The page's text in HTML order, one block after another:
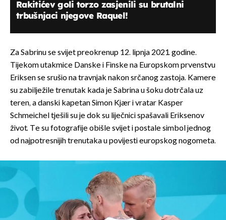
Rakitićev goli torzo zasjenili su brutalni
trbušnjaci njegove Raquel!
Za Sabrinu se svijet preokrenup 12. lipnja 2021. godine.
Tijekom utakmice Danske i Finske na Europskom prvenstvu
Eriksen se srušio na travnjak nakon srčanog zastoja. Kamere
su zabilježile trenutak kada je Sabrina u šoku dotrčala uz
teren, a danski kapetan Simon Kjær i vratar Kasper
Schmeichel tješili su je dok su liječnici spašavali Eriksenov
život. Te su fotografije obišle svijet i postale simbol jednog
od najpotresnijih trenutaka u povijesti europskog nogometa.